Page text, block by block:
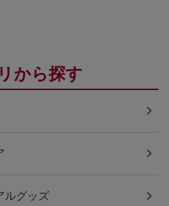
から探す
ルグッズ